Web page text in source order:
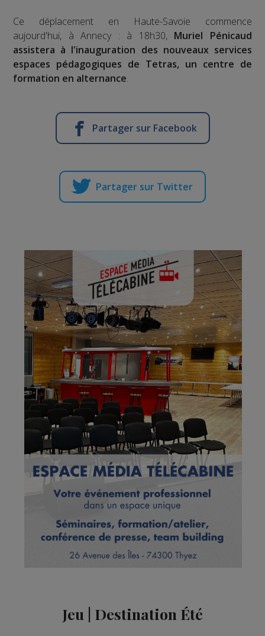
Ce déplacement en Haute-Savoie commence
aujourd'hui, à Annecy : à 18h30, Muriel Pénicaud
assistera à l'inauguration des nouveaux services
espaces pédagogiques de Tetras, un centre de
formation en alternance.
Partager sur Facebook
Partager sur Twitter
Jeu | Destination Été